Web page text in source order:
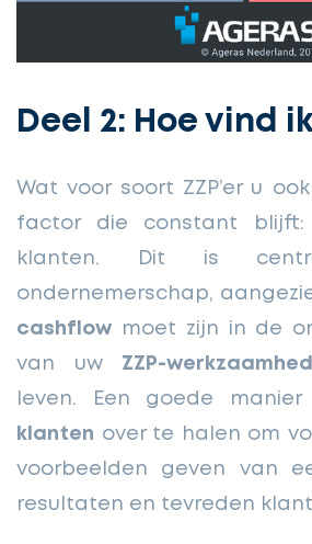
Deel 2: Hoe vind
Wat voor soort ZZP’er u
factor die constant
klanten. Dit is
ondernemerschap,
cashflow moet zijn in de
van uw ZZP-
leven. Een goede
klanten over te halen om
voorbeelden geven van
resultaten en tevreden